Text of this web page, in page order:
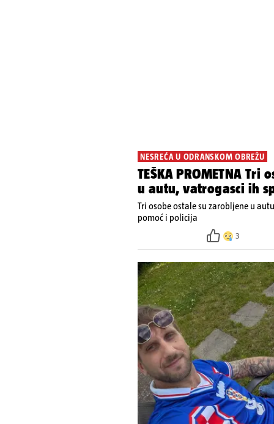
NESREĆA U ODRANSKOM OBREŽU
TEŠKA PROMETNA
u autu, vatrogasci ih
Tri osobe ostale su zarobljene u
pomoć i policija
3